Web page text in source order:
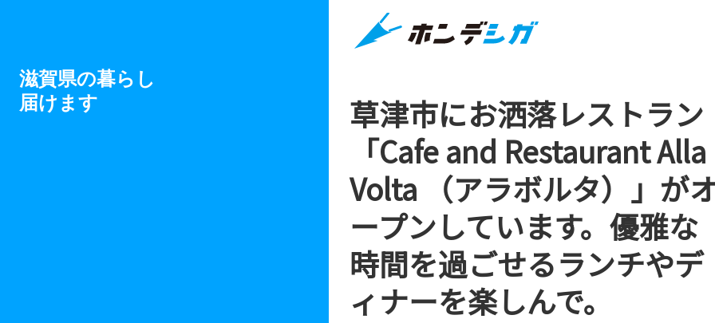
草津市にお洒落レストラン
「Cafe and Restaurant Alla
Volta （アラボルタ）」が
ープンしています。優雅な
時間を過ごせるランチやデ
ィナーを楽しんで。
滋賀県の暮らし
届けます